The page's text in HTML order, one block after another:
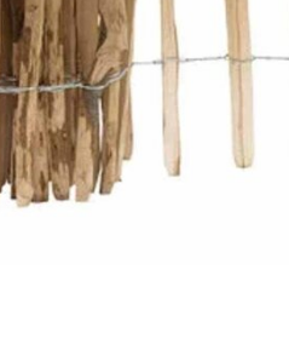
dakgoot